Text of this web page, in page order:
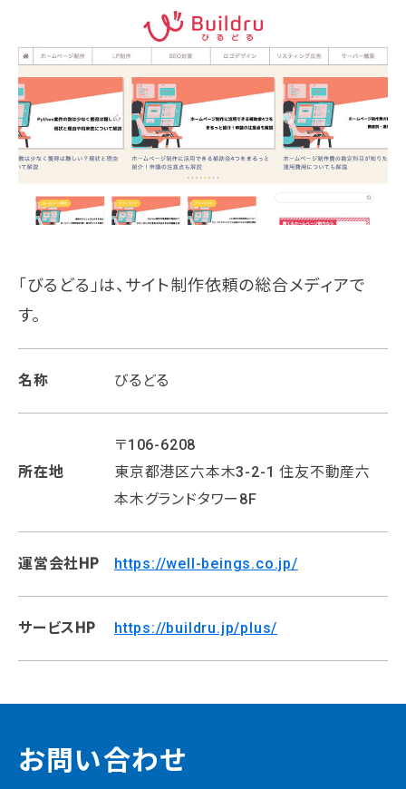
「びるどる」は、サイト制作依頼の総合メディアで
す。
名称 びるどる
所在地
〒106-6208
東京都港区六本木3-2-1 住友不動産六
本木グランドタワー8F
運営会社HP https://well-beings.co.jp/
サービスHP https://buildru.jp/plus/
お問い合わせ